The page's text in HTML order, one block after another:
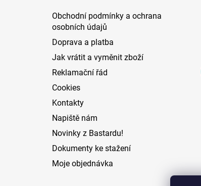
Obchodní podmínky a ochrana
osobních údajů
Doprava a platba
Jak vrátit a vyměnit zboží
Reklamační řád
Cookies
Kontakty
Napiště nám
Novinky z Bastardu!
Dokumenty ke stažení
Moje objednávka